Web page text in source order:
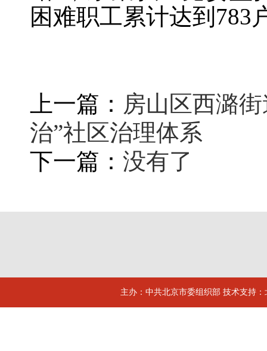
困难职工累计达到783
上一篇： 房山区西潞
治”社区治理体系
下一篇： 没有了
主办：中共北京市委组织部 技术支持